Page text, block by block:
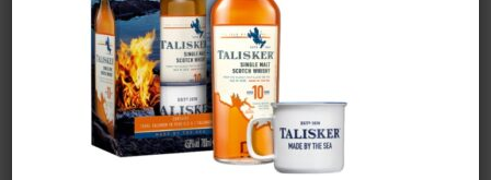
Warning: Trying to access array offset
on value of type null in
/htdocs/drinkjullien.be/wp-
content/themes/oshin/content.php
on line28